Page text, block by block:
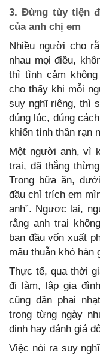
3. Đừng tùy tiện
của anh chị em
Nhiều người cho
nhau mọi điều,
thì tình cảm
cho thấy khi mỗi
suy nghĩ riêng, thì
đúng lúc, đúng
khiến tình thân rạn
Một người anh, vì
trai, đã thẳng
Trong bữa ăn,
đầu chỉ trích em
anh”. Ngược lại,
rằng anh trai
ban đầu vốn xuất
mâu thuẫn khó hàn
Thực tế, qua thời
đi làm, lập gia
cũng dần phai
trong từng ngày
định hay đánh giá
Việc nói ra suy